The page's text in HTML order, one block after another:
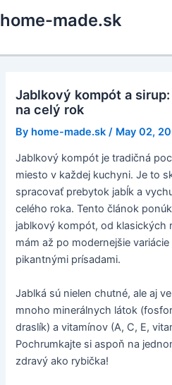
to
home-made.sk
Jablkový kompót a
na celý rok
By home-made.sk / May 02,
Jablkový kompót je tradičná
miesto v každej kuchyni. Je to
spracovať prebytok jabĺk a
celého roka. Tento článok
jablkový kompót, od klasických
mám až po modernejšie
pikantnými prísadami.
Jablká sú nielen chutné, ale aj
mnoho minerálnych látok
draslík) a vitamínov (A, C, E,
Pochrumkajte si aspoň na
zdravý ako rybička!